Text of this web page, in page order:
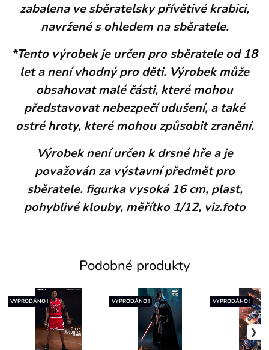
zabalena ve sběratelsky přívětivé krabici,
navržené s ohledem na sběratele.
*Tento výrobek je určen pro sběratele od 18
let a není vhodný pro děti. Výrobek může
obsahovat malé části, které mohou
představovat nebezpečí udušení, a také
ostré hroty, které mohou způsobit zranění.
Výrobek není určen k drsné hře a je
považován za výstavní předmět pro
sběratele. figurka vysoká 16 cm, plast,
pohyblivé klouby, měřítko 1/12, viz.foto
Podobné produkty
VYPRODÁNO ! VYPRODÁNO ! VYPRODÁNO !